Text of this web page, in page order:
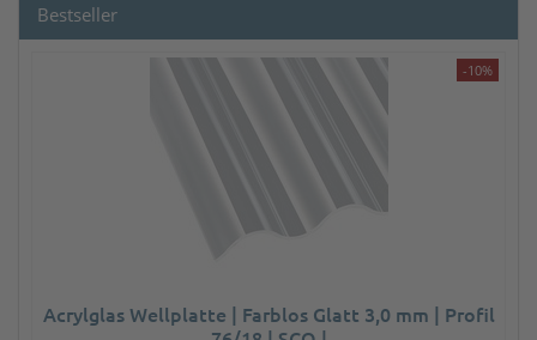
Bestseller
Wellplatte | Farblos Glatt 3,0 mm | Profil